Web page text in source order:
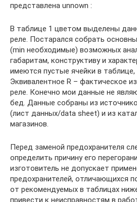
представлена unnown :
В таблице 1 цветом выделены
реле. Постарался собрать
(min необходимые) возможных
габаритам, конструктиву и
имеются пустые ячейки в таблице,
Эквивалентное R – фактическое
реле. Конечно мои данные не
бед. Данные собраны из
(лист данных/data sheet) и из
магазинов.
Перед заменой предохранителя
определить причину его
изготовитель не допускает
предохранителей, отличающихся
от рекомендуемых в таблицах
привести к неисправностям в